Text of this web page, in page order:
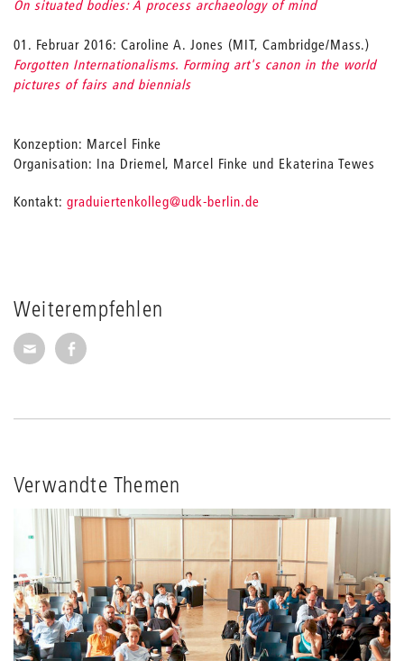
Weiterempfehlen
Seite per E-Mail weiterempfehlen
Seite auf Facebook weiterempfehlen
On situated bodies: A process archaeology of mind
01. Februar 2016: Caroline A. Jones (MIT, Cambridge/Mass.)
Forgotten Internationalisms. Forming art's canon in the world
pictures of fairs and biennials
Konzeption: Marcel Finke
Organisation: Ina Driemel, Marcel Finke und Ekaterina Tewes
Kontakt: graduiertenkolleg_
@udk-berlin.de
Verwandte Themen